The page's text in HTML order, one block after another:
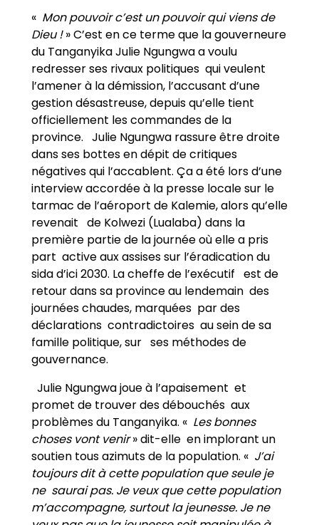
« Mon pouvoir c’est un pouvoir qui viens de
Dieu !» C’est en ce terme que la gouverneure
du Tanganyika Julie Ngungwa a voulu
redresser ses rivaux politiques qui veulent
l’amener à la démission, l’accusant d’une
gestion désastreuse, depuis qu’elle tient
officiellement les commandes de la
province. Julie Ngungwa rassure être droite
dans ses bottes en dépit de critiques
négatives qui l’accablent. Ça a été lors d’une
interview accordée à la presse locale sur le
tarmac de l’aéroport de Kalemie, alors qu’elle
revenait de Kolwezi (Lualaba) dans la
première partie de la journée où elle a pris
part active aux assises sur l’éradication du
sida d’ici 2030. La cheffe de l’exécutif est de
retour dans sa province au lendemain des
journées chaudes, marquées par des
déclarations contradictoires au sein de sa
famille politique, sur ses méthodes de
gouvernance.
Julie Ngungwa joue à l’apaisement et
promet de trouver des débouchés aux
problèmes du Tanganyika. « Les bonnes
choses vont venir» dit-elle en implorant un
soutien tous azimuts de la population. « J’ai
toujours dit à cette population que seule je
ne saurai pas. Je veux que cette population
m’accompagne, surtout la jeunesse. Je ne